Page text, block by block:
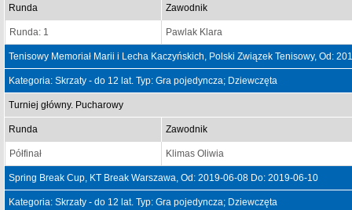
Runda Zawodnik
Runda: 1 Pawlak Klara
Tenisowy Memoriał Marii i Lecha Kaczyńskich, Polski Związek Tenisowy, Od:
Kategoria: Skrzaty - do 12 lat. Typ: Gra pojedyncza; Dziewczęta
Turniej główny. Pucharowy
Runda Zawodnik
Półfinał Klimas Oliwia
Spring Break Cup, KT Break Warszawa, Od: 2019-06-08 Do: 2019-06-10
Kategoria: Skrzaty - do 12 lat. Typ: Gra pojedyncza; Dziewczęta